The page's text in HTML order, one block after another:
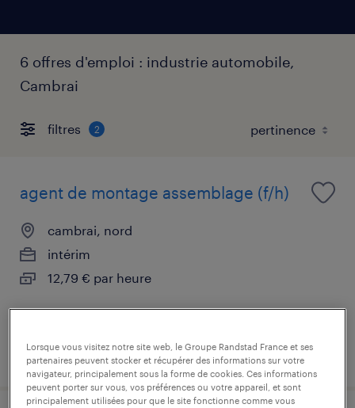
6 offres d'emploi : industrie automobile,
Cambrai
filtres 2
agent de montage assemblage (f/h)
cambrai, nord
intérim
12,79 € par heure
publié le 31 juillet 2026
Lorsque vous visitez notre site web, le Groupe Randstad France et ses
partenaires peuvent stocker et récupérer des informations sur votre
navigateur, principalement sous la forme de cookies. Ces informations
peuvent porter sur vous, vos préférences ou votre appareil, et sont
principalement utilisées pour que le site fonctionne comme vous